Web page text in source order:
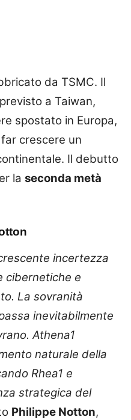
da TSMC. Il
a Taiwan,
spostato in Europa,
crescere un
Il debutto
la seconda metà
incertezza
cibernetiche e
La sovranità
inevitabilmente
Athena1
naturale della
Rhea1 e
strategica del
Philippe Notton,